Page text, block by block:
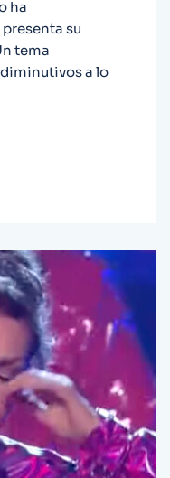
ha
su
tema
a lo